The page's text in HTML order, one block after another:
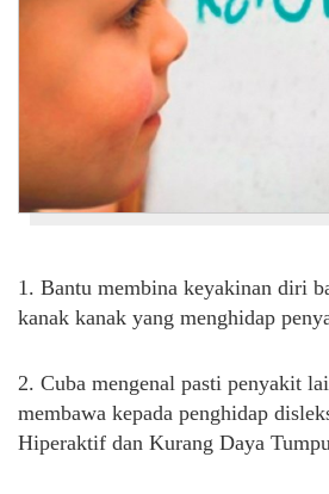
1. Bantu membina keyakinan diri
kanak kanak yang menghidap
2. Cuba mengenal pasti penyakit
membawa kepada penghidap
Hiperaktif dan Kurang Daya